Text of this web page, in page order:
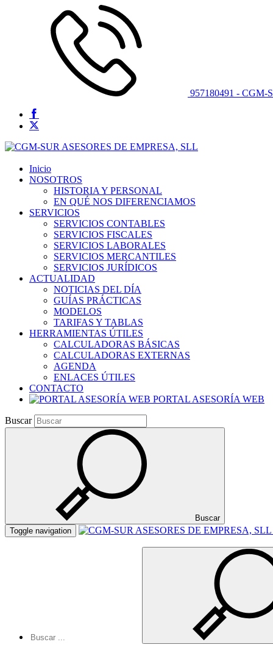
957180491 - CGM-
Inicio
NOSOTROS
HISTORIA Y PERSONAL
EN QUÉ NOS DIFERENCIAMOS
SERVICIOS
SERVICIOS CONTABLES
SERVICIOS FISCALES
SERVICIOS LABORALES
SERVICIOS MERCANTILES
SERVICIOS JURÍDICOS
ACTUALIDAD
NOTICIAS DEL DÍA
GUÍAS PRÁCTICAS
MODELOS
TARIFAS Y TABLAS
HERRAMIENTAS ÚTILES
CALCULADORAS BÁSICAS
CALCULADORAS EXTERNAS
AGENDA
ENLACES ÚTILES
CONTACTO
PORTAL ASESORÍA WEB
Buscar
Buscar
Toggle navigation